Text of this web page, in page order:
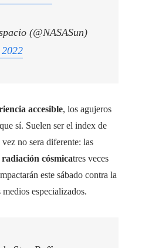
(@NASASun)
accesible, los agujeros
sí. Suelen ser el index de
vez no sera diferente: las
radiación cósmicatres veces
este sábado contra la
especializados.